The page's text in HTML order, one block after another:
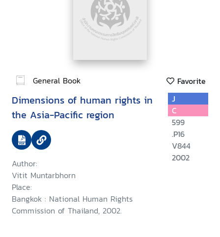
General Book Favorite
Dimensions of human rights in
the Asia-Pacific region
Author:
Vitit Muntarbhorn
Place:
Bangkok : National Human Rights
Commission of Thailand, 2002.
J
C
599
.P16
V844
2002